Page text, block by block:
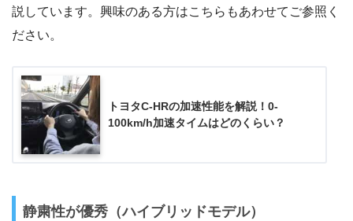
説しています。興味のある方はこちらもあわせてご参照く
ださい。
トヨタC-HRの加速性能を解説！0-
100km/h加速タイムはどのくらい？
静粛性が優秀（ハイブリッドモデル）